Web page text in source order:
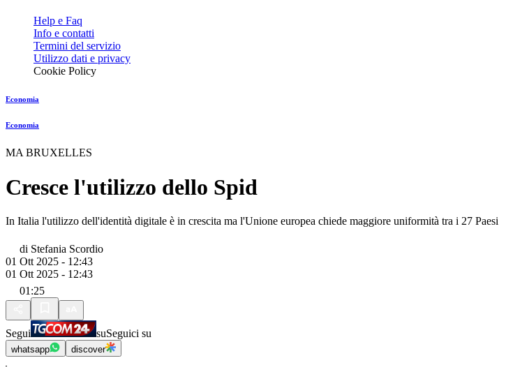
Help e Faq
Info e contatti
Termini del servizio
Utilizzo dati e privacy
Cookie Policy
Economia
Economia
MA BRUXELLES
Cresce l'utilizzo dello Spid
In Italia l'utilizzo dell'identità digitale è in crescita ma l'Unione europea chiede maggiore uniformità tra i 27 Paesi
di Stefania Scordio
01 Ott 2025 - 12:43
01 Ott 2025 - 12:43
01:25
Segui suSeguici su
whatsapp discover